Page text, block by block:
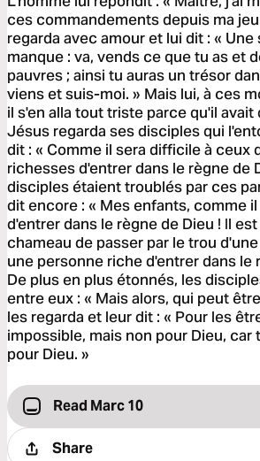
ces commandements depuis ma
regarda avec amour et lui dit : «
manque : va, vends ce que tu as et
pauvres ; ainsi tu auras un trésor
viens et suis-moi. » Mais lui, à ces
il s'en alla tout triste parce qu'il avait
Jésus regarda ses disciples qui
dit : « Comme il sera difficile à ceux
richesses d'entrer dans le règne de
disciples étaient troublés par ces
dit encore : « Mes enfants, comme
d'entrer dans le règne de Dieu ! Il
chameau de passer par le trou
une personne riche d'entrer dans le
De plus en plus étonnés, les
entre eux : « Mais alors, qui peut
les regarda et leur dit : « Pour les
impossible, mais non pour Dieu,
pour Dieu. »
Read Marc 10
Share